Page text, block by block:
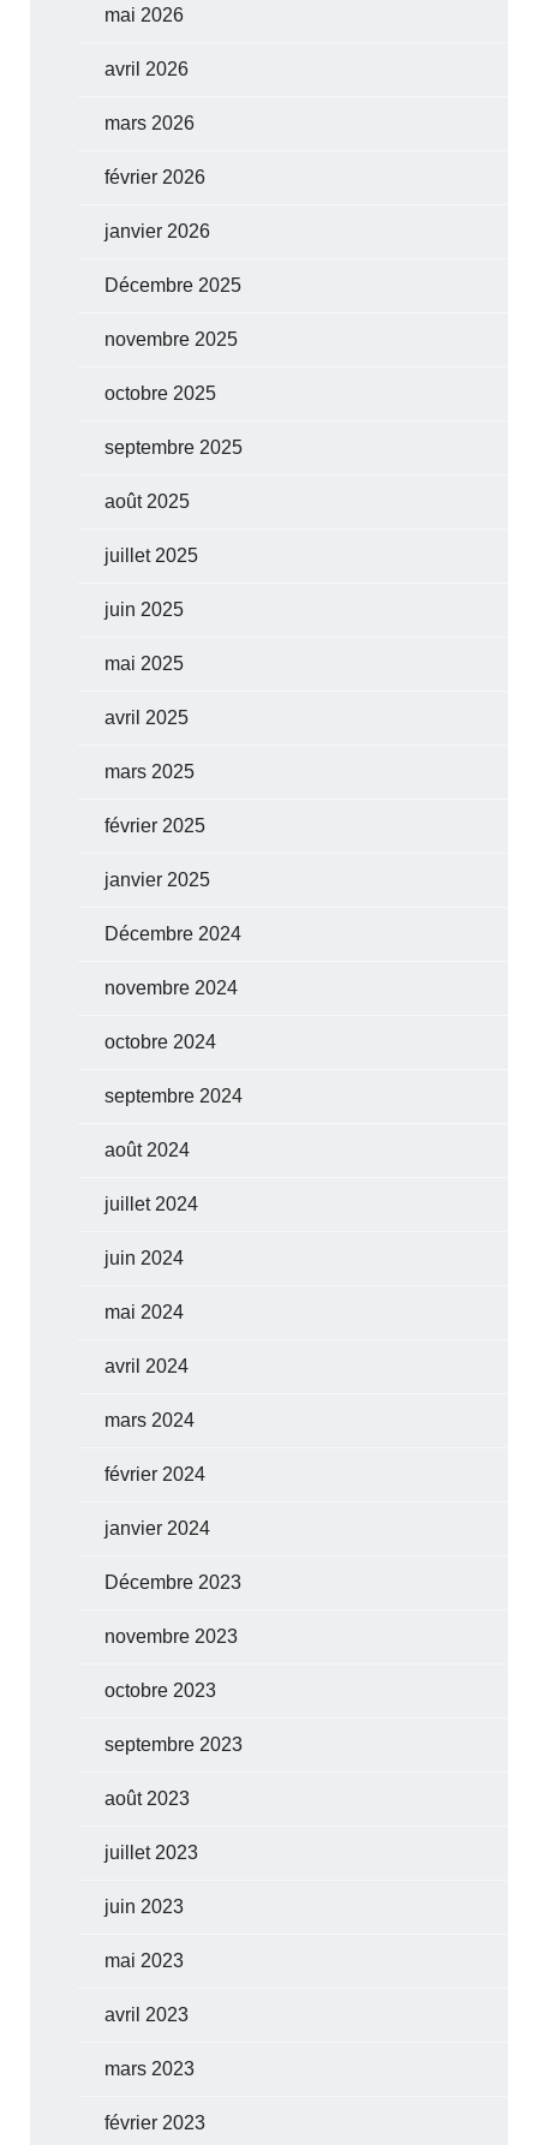
mai 2026
avril 2026
mars 2026
février 2026
janvier 2026
Décembre 2025
novembre 2025
octobre 2025
septembre 2025
août 2025
juillet 2025
juin 2025
mai 2025
avril 2025
mars 2025
février 2025
janvier 2025
Décembre 2024
novembre 2024
octobre 2024
septembre 2024
août 2024
juillet 2024
juin 2024
mai 2024
avril 2024
mars 2024
février 2024
janvier 2024
Décembre 2023
novembre 2023
octobre 2023
septembre 2023
août 2023
juillet 2023
juin 2023
mai 2023
avril 2023
mars 2023
février 2023